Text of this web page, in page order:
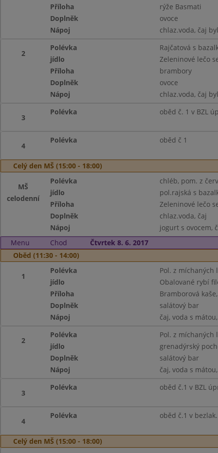
Příloha
rýže Basmati
Doplněk
ovoce
Nápoj
chlaz.voda, čaj
2
Polévka
Rajčatová s
jídlo
Zeleninové lečo
Příloha
brambory
Doplněk
ovoce
Nápoj
chlaz.voda, čaj
3
Polévka oběd č. 1 v BZL
4
Polévka oběd č 1
Celý den MŠ (15:00 - 18:00)
MŠ
celodenní
Polévka
chléb, pom. z
jídlo
pol.rajská s
Příloha
Zeleninové lečo
Doplněk
chlaz.voda, čaj
Nápoj
jogurt s ovocem,
Menu
Chod
Čtvrtek 8. 6. 2017
Oběd (11:30 - 14:00)
1
Polévka
Pol. z míchaných
jídlo
Obalované rybí
Příloha
Bramborová
Doplněk
salátový bar
Nápoj
čaj, voda s
2
Polévka
Pol. z míchaných
jídlo
grenadýrský
Doplněk
salátový bar
Nápoj
čaj, voda s
3
Polévka oběd č.1 v BZL
4
Polévka oběd č.1 v
Celý den MŠ (15:00 - 18:00)